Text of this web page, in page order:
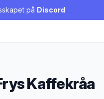
på Discord
Kaffekråa